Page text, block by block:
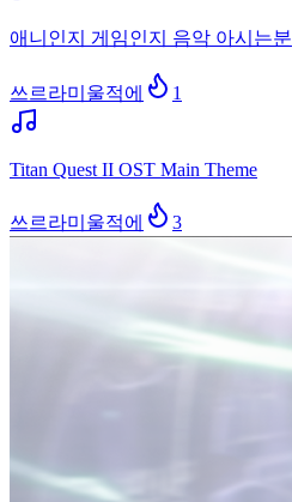
애니인지 게임인지 음악 아시는분
쓰르라미울적에 1
Titan Quest II OST Main Theme
쓰르라미울적에 3